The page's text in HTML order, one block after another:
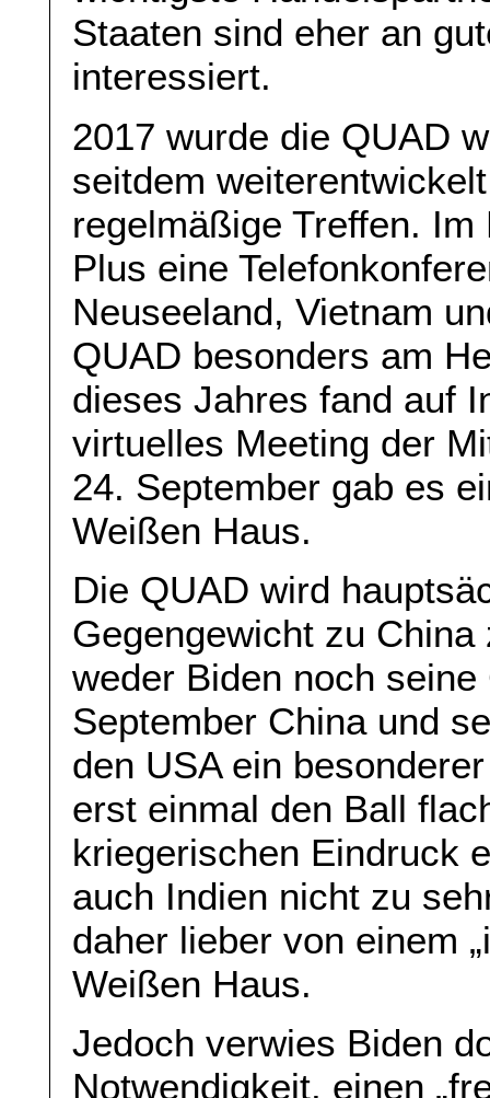
Staaten sind eher an
interessiert.
2017 wurde die QUAD
seitdem
regelmäßige Treffen.
Plus eine
Neuseeland, Vietnam
QUAD besonders am
dieses Jahres fand auf
virtuelles Meeting der
24. September gab es
Weißen Haus.
Die QUAD wird
Gegengewicht zu
weder Biden noch
September China und
den USA ein
erst einmal den Ball
kriegerischen Eindruck
auch Indien nicht zu
daher lieber von einem
Weißen Haus.
Jedoch verwies Biden
Notwendigkeit, einen